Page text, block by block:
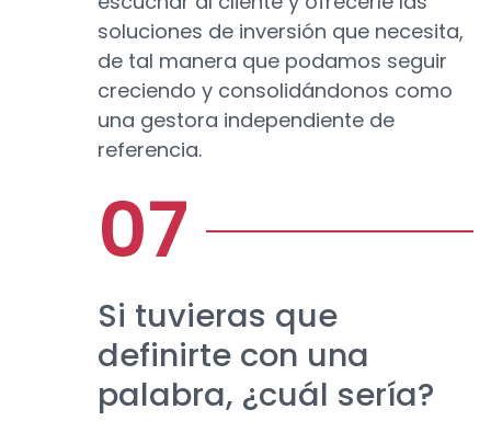
soluciones de inversión que necesita,
de tal manera que podamos seguir
creciendo y consolidándonos como
una gestora independiente de
referencia.
Si tuvieras que
definirte con una
palabra, ¿cuál sería?